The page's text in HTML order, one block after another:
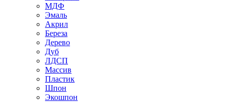
МДФ
Эмаль
Акрил
Береза
Дерево
Дуб
ЛДСП
Массив
Пластик
Шпон
Экошпон